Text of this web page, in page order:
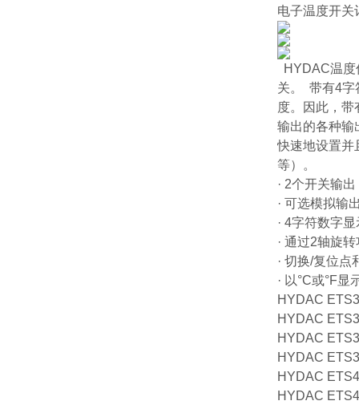
电子温度开关
HYDAC温度
关。 带有4字
度。因此，
输出的各种输
快速地设置并
等）。
· 2个开关输
· 可选模拟输
· 4字符数字显
· 通过2轴旋
· 切换/复位
· 以°C或°F显
HYDAC
HYDAC
HYDAC
HYDAC
HYDAC
HYDAC